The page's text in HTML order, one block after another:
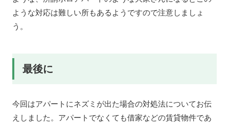
ような対応は難しい所もあるようですので注意しましょ
う。
最後に
今回はアパートにネズミが出た場合の対処法についてお伝
えしました。アパートでなくても借家などの賃貸物件であ